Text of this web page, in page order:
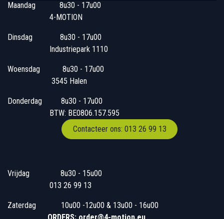
Maandag
​8u30 - 17u00
4-MOTION
Dinsdag
​8u30 - 17u00
Industriepark 1110
Woensdag
​​​ 8u30 - 17u00
3545 Halen
Donderdag
​​8u30 - 17u00
BTW: BE0806.157.595
Contacteer ons: 013 26 99 13
Vrijdag
​8u30 - 15u00
013 26 99 13
Zaterdag
​10u00 -12u00 & 13u00 - 16u00